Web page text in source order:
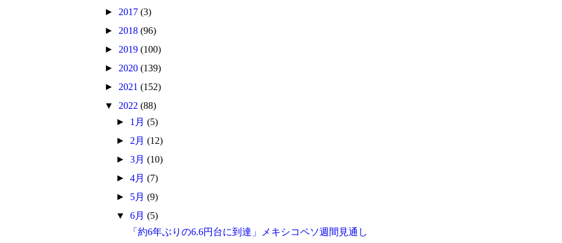
► 2017 (3)
► 2018 (96)
► 2019 (100)
► 2020 (139)
► 2021 (152)
▼ 2022 (88)
► 1月(5)
► 2月(12)
►3月(10)
►4月(7)
► 5月(9)
▼6月(5)
「約6年ぶりの6.6円台に到達」メキシコペソ週間見通し